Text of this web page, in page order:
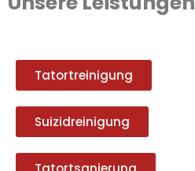
Tatortreinigung
Suizidreinigung